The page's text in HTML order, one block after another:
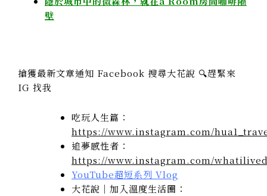
壁
搶獲最新文章通知 Facebook 搜尋大花說 🔍趕緊來
IG 找我
吃玩人生篇：
https://www.instagram.com/
追夢感性者：
https://www.instagram.com/
YouTube超短系列 Vlog
大花說｜加入溫度生活圈：